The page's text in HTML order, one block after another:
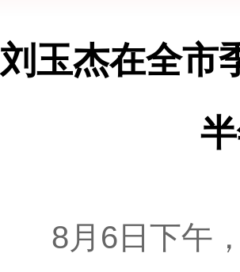
刘玉杰在全市
8月6日下午，